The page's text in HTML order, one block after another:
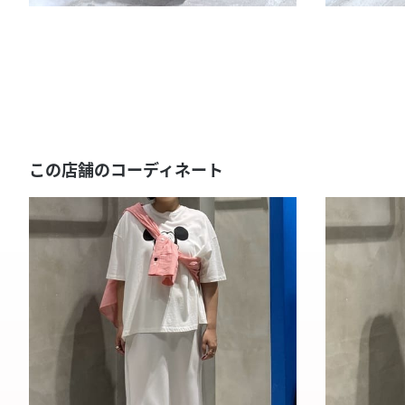
この店舗のコーディネート